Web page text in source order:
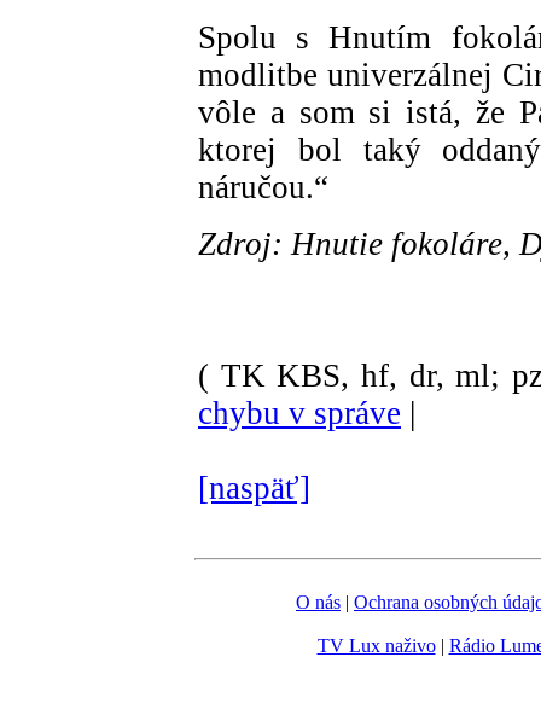
Spolu s Hnutím
modlitbe univerzálnej
vôle a som si istá, že
ktorej bol taký
náručou.“
Zdroj: Hnutie fokoláre,
( TK KBS, hf, dr, ml;
chybu v správe |
[naspäť]
O nás | Ochrana osobných
TV Lux naživo| Rádio